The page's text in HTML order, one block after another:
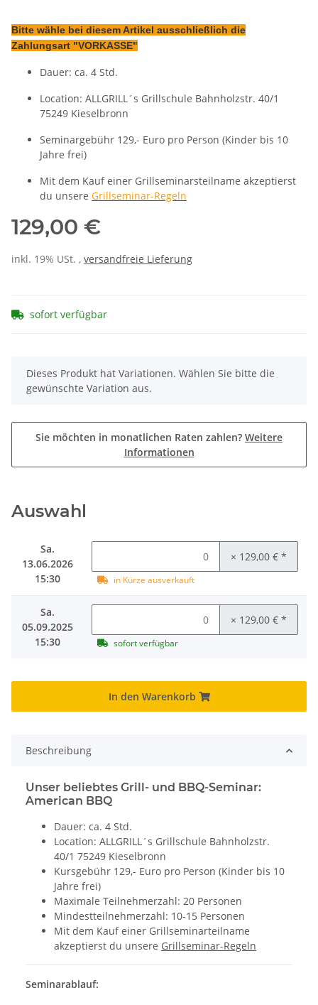
Bitte wähle bei diesem Artikel ausschließlich die
Zahlungsart "VORKASSE"
Dauer: ca. 4 Std.
Location: ALLGRILL´s Grillschule Bahnholzstr. 40/1
75249 Kieselbronn
Seminargebühr 129,- Euro pro Person (Kinder bis 10
Jahre frei)
Mit dem Kauf einer Grillseminarsteilname akzeptierst
du unsere Grillseminar-Regeln
129,00 €
inkl. 19% USt. , versandfreie Lieferung
sofort verfügbar
x
Dieses Produkt hat Variationen. Wählen Sie bitte die
gewünschte Variation aus.
Sie möchten in monatlichen Raten zahlen? Weitere
Informationen
Auswahl
Sa.
13.06.2026
15:30
× 129,00 € *
in Kürze ausverkauft
Sa.
05.09.2025
15:30
× 129,00 € *
sofort verfügbar
In den Warenkorb
Beschreibung
Unser beliebtes Grill- und BBQ-Seminar:
American BBQ
Dauer: ca. 4 Std.
Location: ALLGRILL´s Grillschule Bahnholzstr.
40/1 75249 Kieselbronn
Kursgebühr 129,- Euro pro Person (Kinder bis 10
Jahre frei)
Maximale Teilnehmerzahl: 20 Personen
Mindestteilnehmerzahl: 10-15 Personen
Mit dem Kauf einer Grillseminarteilname
akzeptierst du unsere Grillseminar-Regeln
Seminarablauf: